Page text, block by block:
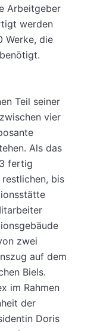
Arbeitgeber
werden
Werke, die
Teil seiner
vier
Als das
fertig
bis
zwei
auf dem
Biels.
im Rahmen
der
Doris